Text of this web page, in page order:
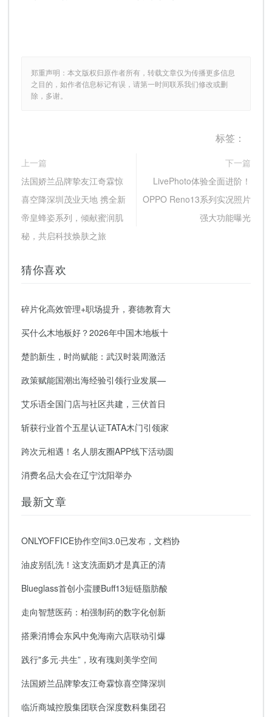
郑重声明：本文版权归原作者所有，转载文章仅为传播更多信息
之目的，如作者信息标记有误，请第一时间联系我们修改或删
除，多谢。
标签：
上一篇
法国娇兰品牌挚友江奇霖惊
喜空降深圳茂业天地 携全新
帝皇蜂姿系列，倾献蜜润肌
秘，共启科技焕肤之旅
下一篇
LivePhoto体验全面进阶！
OPPO Reno13系列实况照片
强大功能曝光
猜你喜欢
碎片化高效管理+职场提升，赛德教育大
买什么木地板好？2026年中国木地板十
楚韵新生，时尚赋能：武汉时装周激活
政策赋能国潮出海经验引领行业发展—
艾乐语全国门店与社区共建，三伏首日
斩获行业首个五星认证TATA木门引领家
跨次元相遇！名人朋友圈APP线下活动圆
消费名品大会在辽宁沈阳举办
最新文章
ONLYOFFICE协作空间3.0已发布，文档协
油皮别乱洗！这支洗面奶才是真正的清
Blueglass首创小蛮腰Buff13短链脂肪酸
走向智慧医药：柏强制药的数字化创新
搭乘消博会东风中免海南六店联动引爆
践行"多元·共生”，玫有瑰则美学空间
法国娇兰品牌挚友江奇霖惊喜空降深圳
临沂商城控股集团联合深度数科集团召